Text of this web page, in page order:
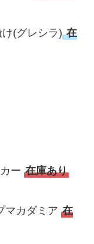
け(グレシラ)在
カー在庫あり
マカダミア在